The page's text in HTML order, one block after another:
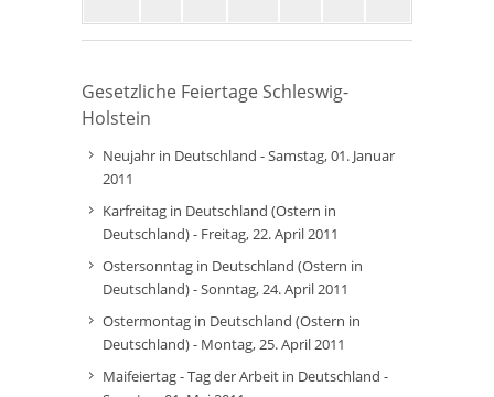
Gesetzliche Feiertage Schleswig-
Holstein
Neujahr in Deutschland - Samstag, 01. Januar
2011
Karfreitag in Deutschland (Ostern in
Deutschland) - Freitag, 22. April 2011
Ostersonntag in Deutschland (Ostern in
Deutschland) - Sonntag, 24. April 2011
Ostermontag in Deutschland (Ostern in
Deutschland) - Montag, 25. April 2011
Maifeiertag - Tag der Arbeit in Deutschland -